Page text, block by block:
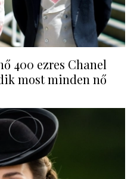
400 ezres Chanel
most minden nő